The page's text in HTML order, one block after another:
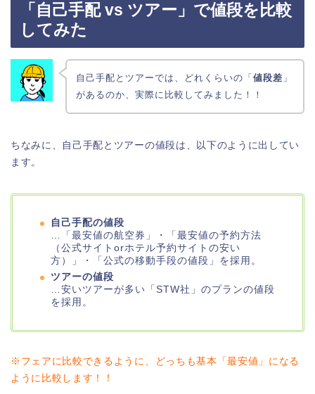
「自己手配 vs ツアー」で値段を比較
してみた
自己手配とツアーでは、どれくらいの「 値段差 」
があるのか、実際に比較してみました！！
ちなみに、自己手配とツアーの値段は、以下のように出してい
ます。
自己手配の値段
…「最安値の航空券」・「最安値の予約方法
（公式サイトorホテル予約サイトの安い
方）」・「公式の移動手段の値段」を採用。
ツアーの値段
…安いツアーが多い「STW社」のプランの値段
を採用。
※フェアに比較できるように、どっちも基本「最安値」になる
ように比較します！！